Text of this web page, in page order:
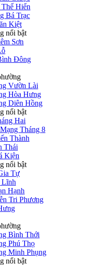
Thế Hiển
Bá Trạc
Kiệt
nổi bật
Sơn
Đông
Vườn Lài
Hòa Hưng
Diên Hồng
nổi bật
Hai
Tháng 8
Thành
Thái
Kiện
nổi bật
Tự
Lĩnh
Hạnh
Tri Phương
Bình Thới
Phú Thọ
Minh Phụng
nổi bật